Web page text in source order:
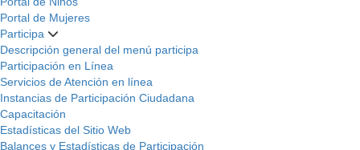
Portal de Mujeres
Participa
Descripción general del menú participa
Participación en Línea
Servicios de Atención en línea
Instancias de Participación Ciudadana
Capacitación
Estadísticas del Sitio Web
Balances y Estadísticas de Participación